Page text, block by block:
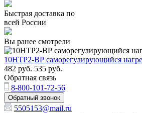
Быстрая доставка по
всей России
Вы ранее смотрели
10НТР2-ВР саморегулирующийся
482 руб. 535 руб.
Обратная связь
8-800-101-72-56
Обратный звонок
5505153@mail.ru